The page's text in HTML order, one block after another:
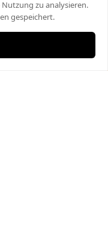
zu analysieren.
gespeichert.